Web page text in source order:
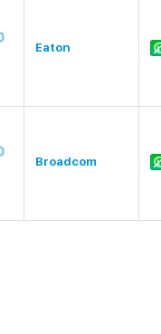
Eaton
Broadcom